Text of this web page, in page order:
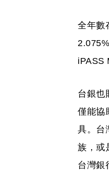
全年數
iPASS
台銀也
僅能協
具。台
族，或
台灣銀